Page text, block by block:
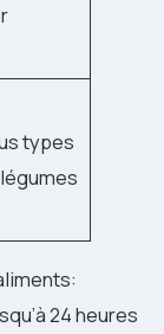
types
24 heures